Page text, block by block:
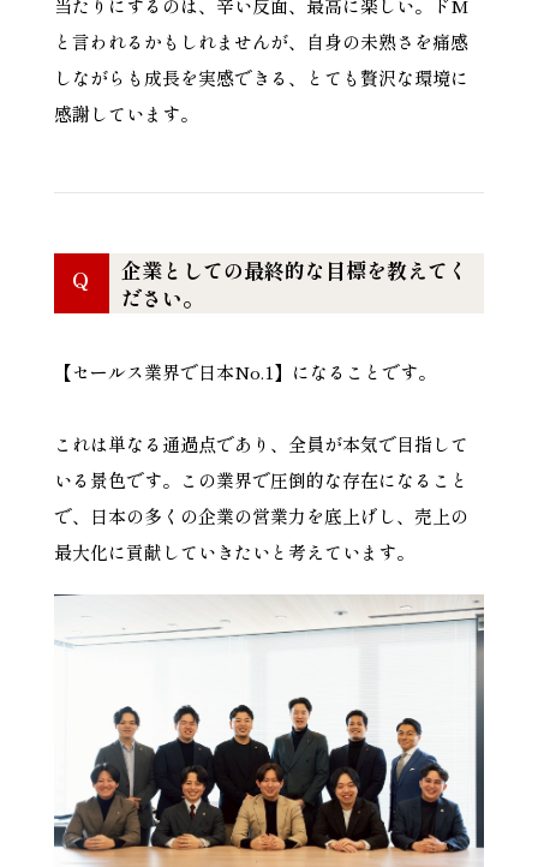
当たりにするのは、辛い反面、最高に楽しい。ドM
と言われるかもしれませんが、自身の未熟さを痛感
しながらも成長を実感できる、とても贅沢な環境に
感謝しています。
Q
企業としての最終的な目標を教えてく
ださい。
【セールス業界で日本No.1】になることです。
これは単なる通過点であり、全員が本気で目指して
いる景色です。この業界で圧倒的な存在になること
で、日本の多くの企業の営業力を底上げし、売上の
最大化に貢献していきたいと考えています。